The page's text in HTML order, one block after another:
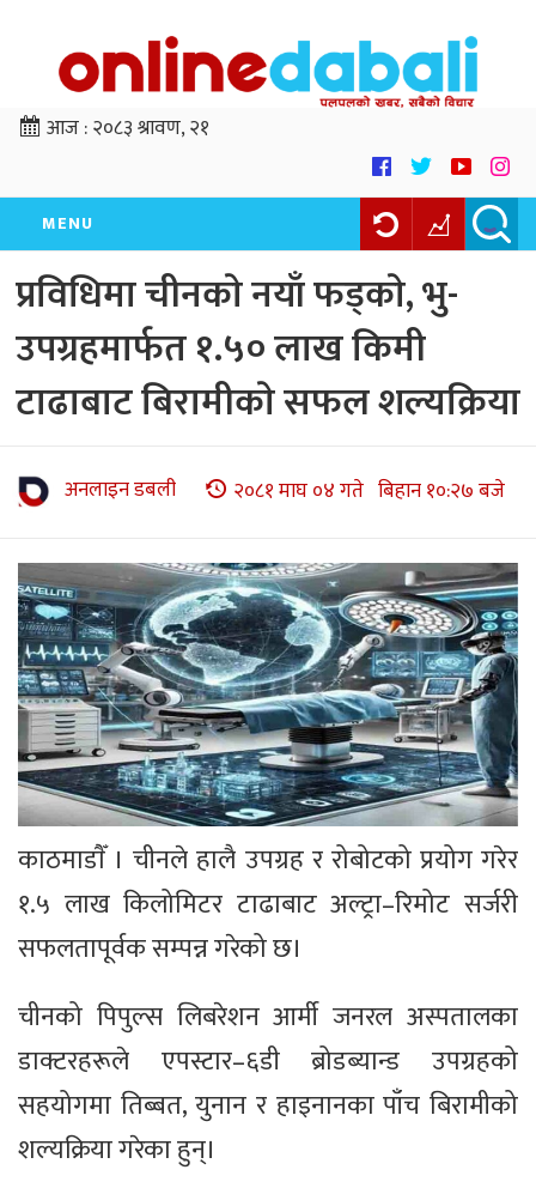
आज :२०८३ श्रावण, २१
MENU
प्रविधिमा चीनकाे नयाँ फड्काे, भु-
उपग्रहमार्फत १.५० लाख किमी
टाढाबाट बिरामीकाे सफल शल्यक्रिया
अनलाइन डबली २०८१ माघ ०४ गते बिहान १०:२७ बजे
काठमाडाैँ । चीनले हालै उपग्रह र रोबोटको प्रयोग गरेर
१.५ लाख किलोमिटर टाढाबाट अल्ट्रा–रिमोट सर्जरी
सफलतापूर्वक सम्पन्न गरेको छ।
चीनको पिपुल्स लिबरेशन आर्मी जनरल अस्पतालका
डाक्टरहरूले एपस्टार–६डी ब्रोडब्यान्ड उपग्रहको
सहयोगमा तिब्बत, युनान र हाइनानका पाँच बिरामीको
शल्यक्रिया गरेका हुन्।